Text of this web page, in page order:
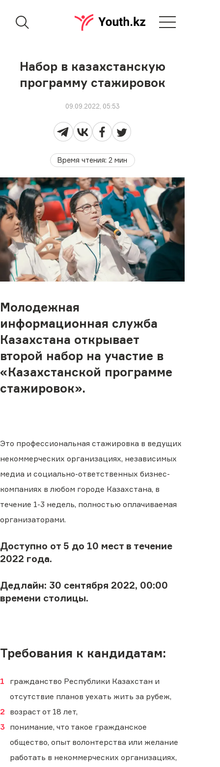
Набор в казахстанскую
программу стажировок
09.09.2022, 05:53
Время чтения:2 мин
Молодежная
информационная служба
Казахстана открывает
второй набор на участие в
«Казахстанской программе
стажировок».
Это профессиональная стажировка в ведущих
некоммерческих организациях, независимых
медиа и социально-ответственных бизнес-
компаниях в любом городе Казахстана, в
течение 1-3 недель, полностью оплачиваемая
организаторами.
Доступно от 5 до 10 мест в течение
2022 года.
Дедлайн: 30 сентября 2022, 00:00
времени столицы.
Требования к кандидатам:
гражданство Республики Казахстан и
отсутствие планов уехать жить за рубеж,
возраст от 18 лет,
понимание, что такое гражданское
общество, опыт волонтерства или желание
работать в некоммерческих организациях,